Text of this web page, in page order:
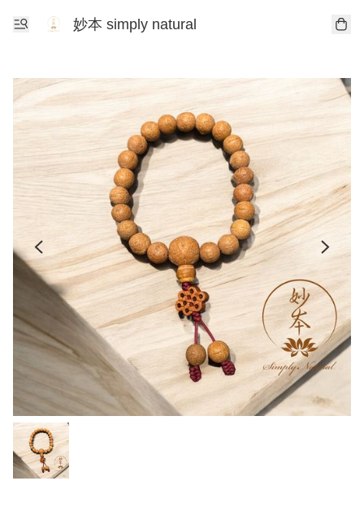
妙本 simply natural